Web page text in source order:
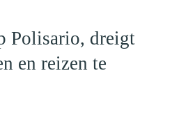
Polisario, dreigt
en reizen te